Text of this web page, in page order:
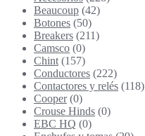
Beaucoup (42)
Botones (50)
Breakers (211)
Camsco (0)
Chint (157)
Conductores (222)
Contactores y relés (118)
Cooper (0)
Crouse Hinds (0)
EBC HQ (0)